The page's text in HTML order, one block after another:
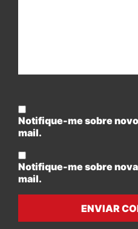
Notifique-me sobre
mail.
Notifique-me sobre
mail.
ENVIAR